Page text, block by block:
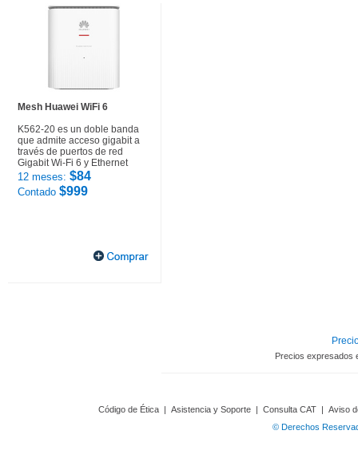
Mesh Huawei WiFi 6
K562-20 es un doble banda
que admite acceso gigabit a
través de puertos de red
Gigabit Wi-Fi 6 y Ethernet
12 meses: $84
Contado $999
Precios expresados
Código de Ética | Asistencia y Soporte | Consulta CAT | Aviso
© Derechos